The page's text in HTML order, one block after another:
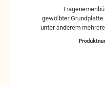
gewölbter Grundplatte passend für viele Modelle,
unter anderem